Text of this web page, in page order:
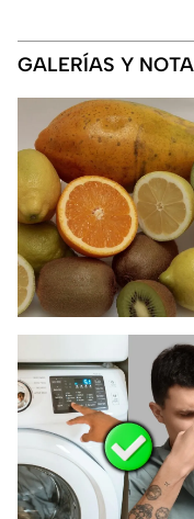
GALERÍAS Y